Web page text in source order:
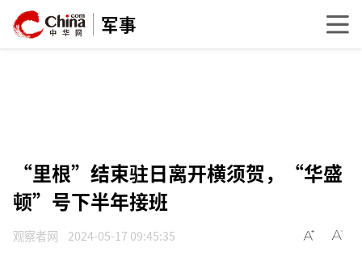
军事
“里根”结束驻日离开横须贺，“华盛
顿”号下半年接班
观察者网 2024-05-17 09:45:35